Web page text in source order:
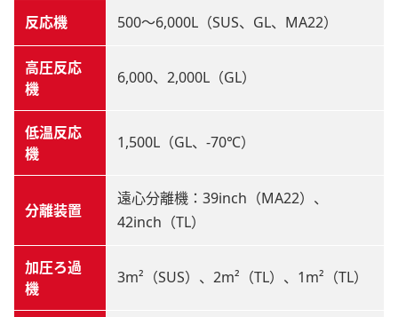
反応機 500～6,000L（SUS、GL、MA22）
高圧反応
機
6,000、2,000L（GL）
低温反応
機
1,500L（GL、-70℃）
分離装置
遠心分離機：39inch（MA22）、
42inch（TL）
加圧ろ過
機
3m²（SUS）、2m²（TL）、1m²（TL）